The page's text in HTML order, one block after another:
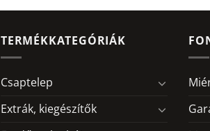
TERMÉKKATEGÓRIÁK
Csaptelep
Extrák, kiegészítők